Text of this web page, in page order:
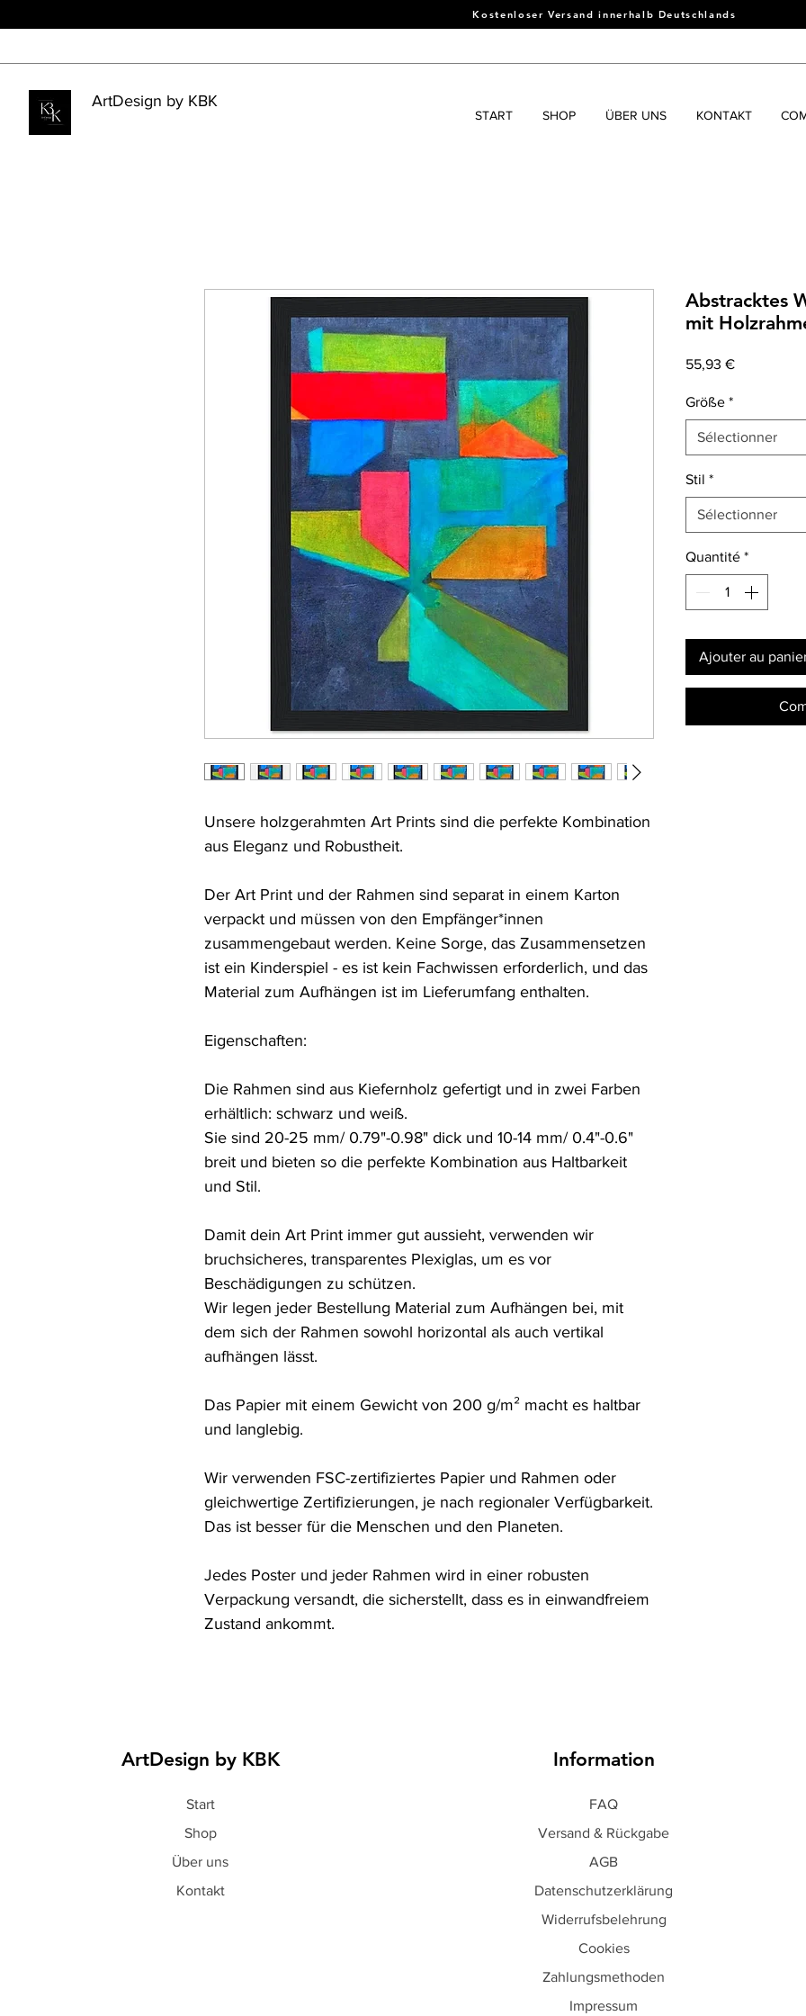
Kostenloser Versand innerhalb Deutschlands
ArtDesign by KBK
START SHOP ÜBER UNS KONTAKT
Unsere holzgerahmten Art Prints sind die perfekte Kombination
aus Eleganz und Robustheit.
Der Art Print und der Rahmen sind separat in einem Karton
verpackt und müssen von den Empfänger*innen
zusammengebaut werden. Keine Sorge, das Zusammensetzen
ist ein Kinderspiel - es ist kein Fachwissen erforderlich, und das
Material zum Aufhängen ist im Lieferumfang enthalten.
Eigenschaften:
Die Rahmen sind aus Kiefernholz gefertigt und in zwei Farben
erhältlich: schwarz und weiß.
Sie sind 20-25 mm/ 0.79"-0.98" dick und 10-14 mm/ 0.4"-0.6"
breit und bieten so die perfekte Kombination aus Haltbarkeit
und Stil.
Damit dein Art Print immer gut aussieht, verwenden wir
bruchsicheres, transparentes Plexiglas, um es vor
Beschädigungen zu schützen.
Wir legen jeder Bestellung Material zum Aufhängen bei, mit
dem sich der Rahmen sowohl horizontal als auch vertikal
aufhängen lässt.
Das Papier mit einem Gewicht von 200 g/m² macht es haltbar
und langlebig.
Wir verwenden FSC-zertifiziertes Papier und Rahmen oder
gleichwertige Zertifizierungen, je nach regionaler Verfügbarkeit.
Das ist besser für die Menschen und den Planeten.
Jedes Poster und jeder Rahmen wird in einer robusten
Verpackung versandt, die sicherstellt, dass es in einwandfreiem
Zustand ankommt.
Abstracktes
mit
55,93 €Prix
Größe *
Sélectionner
Stil *
Sélectionner
Quantité *
Ajouter au
ArtDesign by KBK
Start
Shop
Über uns
Kontakt
Information
FAQ
Versand & Rückgabe
AGB
Datenschutzerklärung
Widerrufsbelehrung
Cookies
Zahlungsmethoden
Impressum